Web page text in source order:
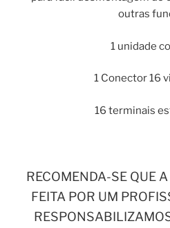
outras
1 unidade
1 Conector 16
16 terminais
RECOMENDA-SE QUE
FEITA POR UM